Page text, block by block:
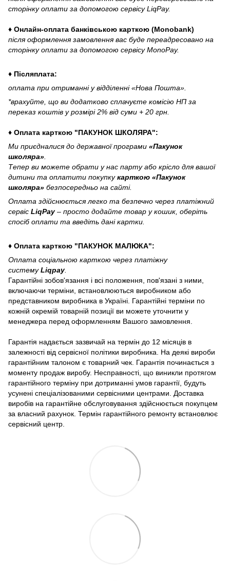
сторінку оплати за допомогою сервісу LiqPay.
♦ Онлайн-оплата банківською карткою (Monobank)
після оформлення замовлення вас буде переадресовано на
сторінку оплати за допомогою сервісу MonoPay.
♦ Післяплата:
оплата при отриманні у відділенні «Нова Пошта».
*врахуйте, що ви додатково сплачуєте комісію НП за
переказ коштів у розмірі 2% від суми + 20 грн.
♦ Оплата карткою "ПАКУНОК ШКОЛЯРА":
Ми приєдналися до державної програми «Пакунок
школяра».
Тепер ви можете обрати у нас парту або крісло для вашої
дитини та оплатити покупкукарткою «Пакунок
школяра» безпосередньо на сайті.
Оплата здійснюється легко та безпечно через платіжний
сервіс LiqPay– просто додайте товар у кошик, оберіть
спосіб оплати та введіть дані картки.
♦ Оплата карткою "ПАКУНОК МАЛЮКА":
Оплата соціальною карткою через платіжну
системуLiqpay.
Гарантійні зобов'язання і всі положення, пов'язані з ними,
включаючи терміни, встановлюються виробником або
представником виробника в Україні. Гарантійні терміни по
кожній окремій товарній позиції ви можете уточнити у
менеджера перед оформленням Вашого замовлення.
Гарантія надається зазвичай на термін до 12 місяців в
залежності від сервісної політики виробника. На деякі вироби
гарантійним талоном є товарний чек. Гарантія починається з
моменту продаж виробу. Несправності, що виникли протягом
гарантійного терміну при дотриманні умов гарантії, будуть
усунені спеціалізованими сервісними центрами. Доставка
виробів на гарантійне обслуговування здійснюється покупцем
за власний рахунок. Термін гарантійного ремонту встановлює
сервісний центр.